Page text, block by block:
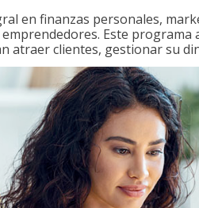
en finanzas personales,
Este
atraer clientes, gestionar su